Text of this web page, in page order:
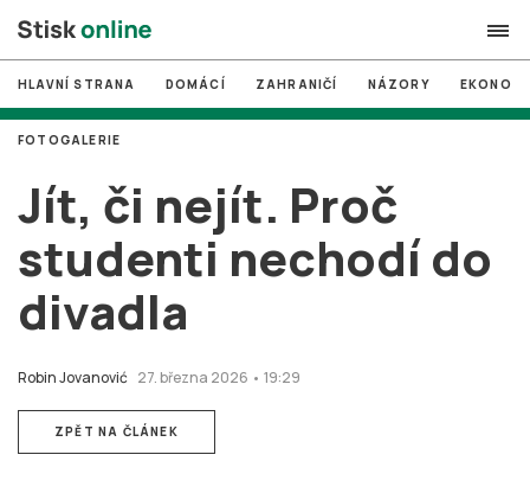
search
# MUNI
Brno
# volby
login PŘIHLÁSIT SE
HLAVNÍ STRANA DOMÁCÍ ZAHRANIČÍ NÁZORY
Jít, či nejít. Proč
studenti nechodí do
divadla
Robin Jovanović 27. března 2026 • 19:29
FOTOGALERIE
ZPĚT NA ČLÁNEK